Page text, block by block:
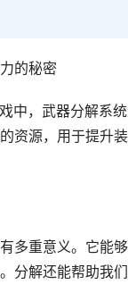
的秘密
中，武器分解系
资源，用于提升
多重意义。它能
分解还能帮助我